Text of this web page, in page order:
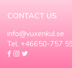
CONTACT US
info@vuxenkul.se
Tel. +46650-757